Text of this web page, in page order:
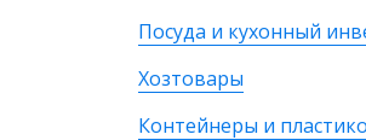
Посуда и кухонный
Хозтовары
Контейнеры и